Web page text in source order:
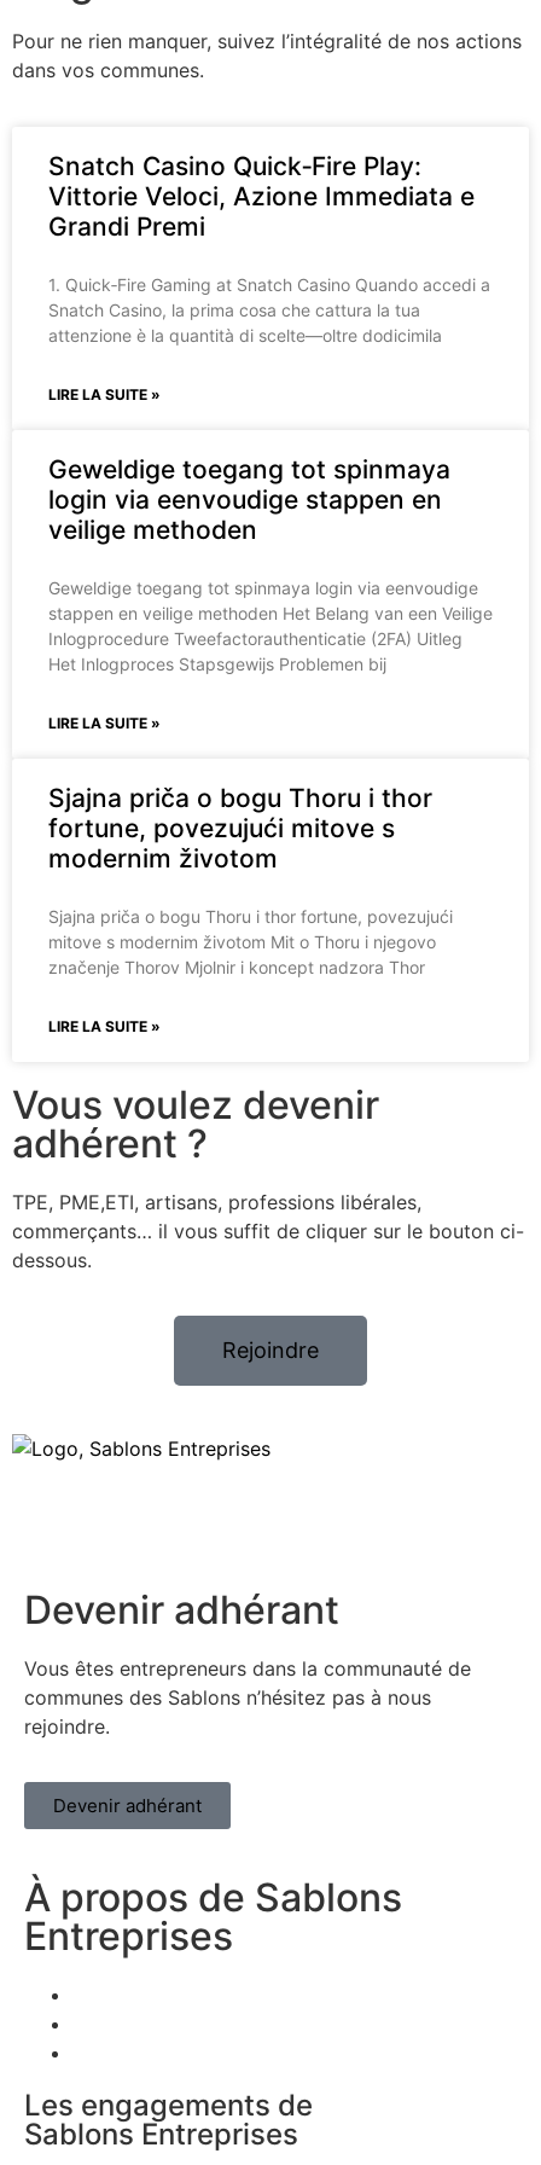
Pour ne rien manquer, suivez l’intégralité de nos actions
dans vos communes.
Snatch Casino Quick‑Fire Play:
Vittorie Veloci, Azione Immediata e
Grandi Premi
1. Quick‑Fire Gaming at Snatch Casino Quando accedi a
Snatch Casino, la prima cosa che cattura la tua
attenzione è la quantità di scelte—oltre dodicimila
LIRE LA SUITE »
Geweldige toegang tot spinmaya
login via eenvoudige stappen en
veilige methoden
Geweldige toegang tot spinmaya login via eenvoudige
stappen en veilige methoden Het Belang van een Veilige
Inlogprocedure Tweefactorauthenticatie (2FA) Uitleg
Het Inlogproces Stapsgewijs Problemen bij
LIRE LA SUITE »
Sjajna priča o bogu Thoru i thor
fortune, povezujući mitove s
modernim životom
Sjajna priča o bogu Thoru i thor fortune, povezujući
mitove s modernim životom Mit o Thoru i njegovo
značenje Thorov Mjolnir i koncept nadzora Thor
LIRE LA SUITE »
Vous voulez devenir
adhérent ?
TPE, PME,ETI, artisans, professions libérales,
commerçants… il vous suffit de cliquer sur le bouton ci-
dessous.
Rejoindre
Les engagements de
Sablons Entreprises
À propos de Sablons
Entreprises
Devenir adhérant
Vous êtes entrepreneurs dans la communauté de
communes des Sablons n’hésitez pas à nous
rejoindre.
Devenir adhérant